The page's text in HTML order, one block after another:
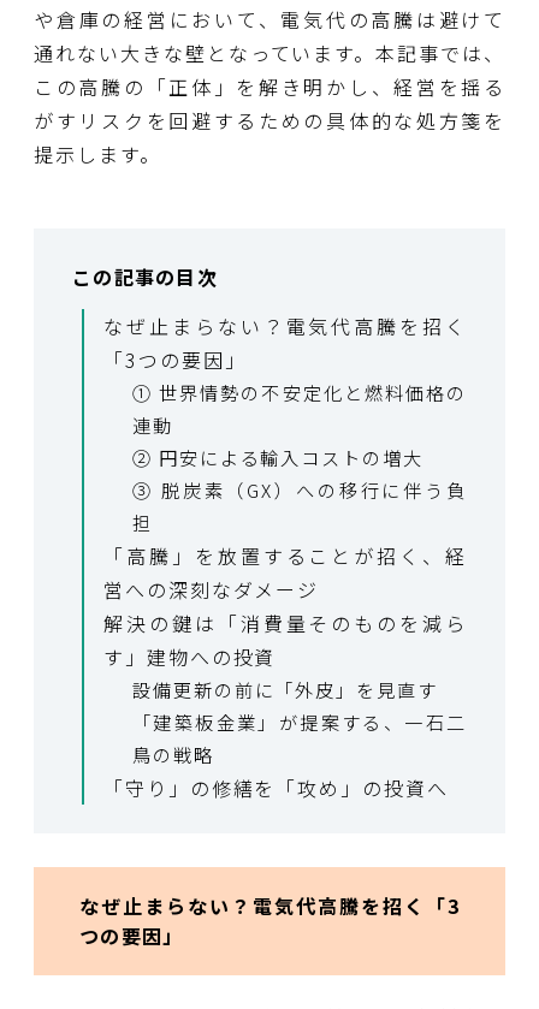
や倉庫の経営において、電気代の高騰は避けて
通れない大きな壁となっています。本記事では、
この高騰の「正体」を解き明かし、経営を揺る
がすリスクを回避するための具体的な処方箋を
提示します。
この記事の目次
なぜ止まらない？電気代高騰を招く
「3つの要因」
① 世界情勢の不安定化と燃料価格の
連動
② 円安による輸入コストの増大
③ 脱炭素（GX）への移行に伴う負
担
「高騰」を放置することが招く、経
営への深刻なダメージ
解決の鍵は「消費量そのものを減ら
す」建物への投資
設備更新の前に「外皮」を見直す
「建築板金業」が提案する、一石二
鳥の戦略
「守り」の修繕を「攻め」の投資へ
なぜ止まらない？電気代高騰を招く「3
つの要因」